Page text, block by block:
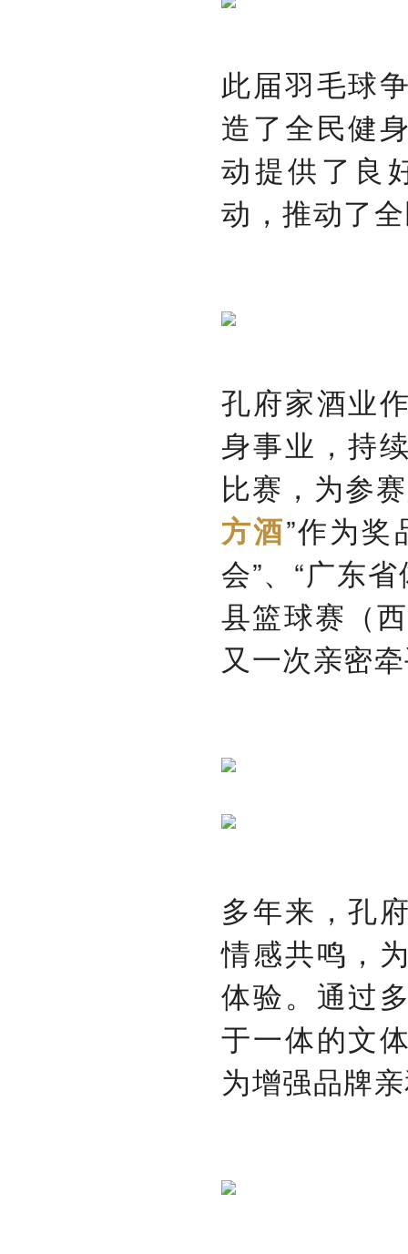
此届羽毛球
造了全民健
动提供了良
动，推动了
孔府家酒业
身事业，持
比赛，为参
方酒”作为
会”、“广东
县篮球赛（
又一次亲密
多年来，孔
情感共鸣，
体验。通过
于一体的文
为增强品牌